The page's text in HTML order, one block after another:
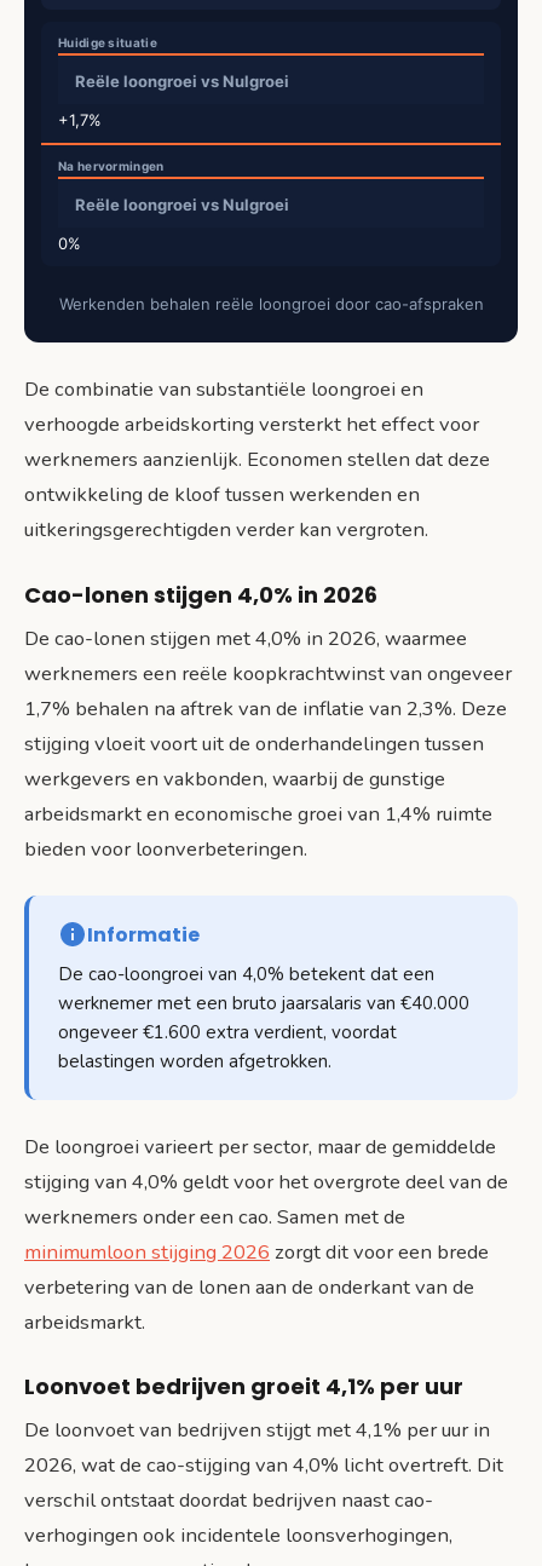
Reële loongroei vs Nulgroei
+1,7%
Reële loongroei vs Nulgroei
0%
Werkenden behalen reële loongroei door cao-afspraken
De combinatie van substantiële loongroei en
verhoogde arbeidskorting versterkt het effect voor
werknemers aanzienlijk. Economen stellen dat deze
ontwikkeling de kloof tussen werkenden en
uitkeringsgerechtigden verder kan vergroten.
Cao-lonen stijgen 4,0% in 2026
De cao-lonen stijgen met 4,0% in 2026, waarmee
werknemers een reële koopkrachtwinst van ongeveer
1,7% behalen na aftrek van de inflatie van 2,3%. Deze
stijging vloeit voort uit de onderhandelingen tussen
werkgevers en vakbonden, waarbij de gunstige
arbeidsmarkt en economische groei van 1,4% ruimte
bieden voor loonverbeteringen.
Informatie
De cao-loongroei van 4,0% betekent dat een
werknemer met een bruto jaarsalaris van €40.000
ongeveer €1.600 extra verdient, voordat
belastingen worden afgetrokken.
De loongroei varieert per sector, maar de gemiddelde
stijging van 4,0% geldt voor het overgrote deel van de
werknemers onder een cao. Samen met de
minimumloon stijging 2026 zorgt dit voor een brede
verbetering van de lonen aan de onderkant van de
arbeidsmarkt.
Loonvoet bedrijven groeit 4,1% per uur
De loonvoet van bedrijven stijgt met 4,1% per uur in
2026, wat de cao-stijging van 4,0% licht overtreft. Dit
verschil ontstaat doordat bedrijven naast cao-
verhogingen ook incidentele loonsverhogingen,